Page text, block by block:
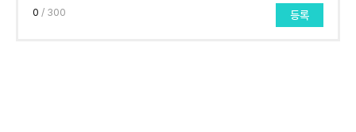
0 / 300 등록